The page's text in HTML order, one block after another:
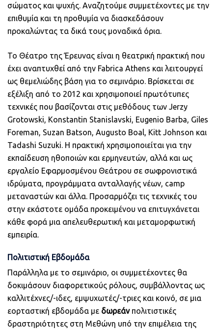
σώματος και ψυχής. Αναζητούμε συμμετέχοντες με την
επιθυμία και τη προθυμία να διασκεδάσουν
προκαλώντας τα δικά τους μοναδικά όρια.
Το Θέατρο της Έρευνας είναι η θεατρική πρακτική που
έχει αναπτυχθεί από την Fabrica Athens και λειτουργεί
ως θεμελιώδης βάση για το σεμινάριο. Βρίσκεται σε
εξέλιξη από το 2012 και χρησιμοποιεί πρωτότυπες
τεχνικές που βασίζονται στις μεθόδους των Jerzy
Grotowski, Konstantin Stanislavski, Eugenio Barba, Giles
Foreman, Suzan Batson, Augusto Boal, Kitt Johnson και
Tadashi Suzuki. Η πρακτική χρησιμοποιείται για την
εκπαίδευση ηθοποιών και ερμηνευτών, αλλά και ως
εργαλείο Εφαρμοσμένου Θεάτρου σε σωφρονιστικά
ιδρύματα, προγράμματα ανταλλαγής νέων, camp
μεταναστών και άλλα. Προσαρμόζει τις τεχνικές του
στην εκάστοτε ομάδα προκειμένου να επιτυγχάνεται
κάθε φορά μια απελευθερωτική και μεταμορφωτική
εμπειρία.
Πολιτιστική Εβδομάδα
Παράλληλα με το σεμινάριο, οι συμμετέχοντες θα
δοκιμάσουν διαφορετικούς ρόλους, συμβάλλοντας ως
καλλιτέχνες/-ιδες, εμψυχωτές/-τριες και κοινό, σε μια
εορταστική εβδομάδα με δωρεάνπολιτιστικές
δραστηριότητες στη Μεθώνη υπό την επιμέλεια της